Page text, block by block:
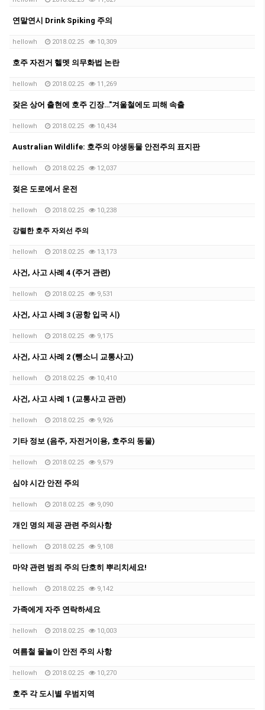
연말연시 Drink Spiking 주의
hellowh 2018.02.25 10,309
호주 자전거 헬멧 의무화법 논란
hellowh 2018.02.25 11,269
잦은 상어 출현에 호주 긴장…"겨울철에도 피해 속출
hellowh 2018.02.25 10,434
Australian Wildlife: 호주의 야생동물 안전주의 표지판
hellowh 2018.02.25 12,037
젖은 도로에서 운전
hellowh 2018.02.25 10,238
강렬한 호주 자외선 주의
hellowh 2018.02.25 13,173
사건, 사고 사례 4 (주거 관련)
hellowh 2018.02.25 9,531
사건, 사고 사례 3 (공항 입국 시)
hellowh 2018.02.25 9,175
사건, 사고 사례 2 (뺑소니 교통사고)
hellowh 2018.02.25 10,410
사건, 사고 사례 1 (교통사고 관련)
hellowh 2018.02.25 9,926
기타 정보 (음주, 자전거이용, 호주의 동물)
hellowh 2018.02.25 9,579
심야 시간 안전 주의
hellowh 2018.02.25 9,090
개인 명의 제공 관련 주의사항
hellowh 2018.02.25 9,108
마약 관련 범죄 주의 단호히 뿌리치세요!
hellowh 2018.02.25 9,142
가족에게 자주 연락하세요
hellowh 2018.02.25 10,003
여름철 물놀이 안전 주의 사항
hellowh 2018.02.25 10,270
호주 각 도시별 우범지역